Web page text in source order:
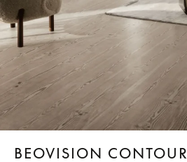
BEOVISION CONTOUR